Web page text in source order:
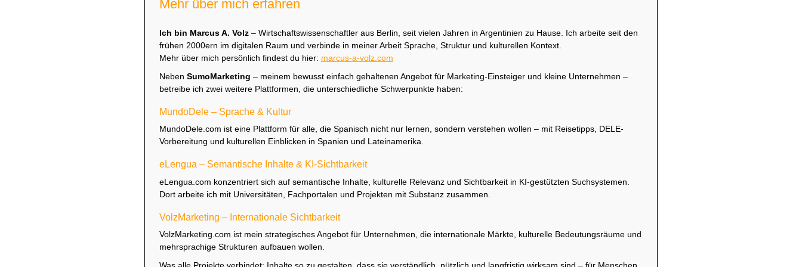
Mehr über mich erfahren
Ich bin Marcus A. Volz – Wirtschaftswissenschaftler aus Berlin, seit vielen Jahren in Argentinien zu Hause. Ich arbeite seit den
frühen 2000ern im digitalen Raum und verbinde in meiner Arbeit Sprache, Struktur und kulturellen Kontext.
Mehr über mich persönlich findest du hier: marcus-a-volz.com
Neben SumoMarketing – meinem bewusst einfach gehaltenen Angebot für Marketing-Einsteiger und kleine Unternehmen –
betreibe ich zwei weitere Plattformen, die unterschiedliche Schwerpunkte haben:
MundoDele – Sprache & Kultur
MundoDele.com ist eine Plattform für alle, die Spanisch nicht nur lernen, sondern verstehen wollen – mit Reisetipps, DELE-
Vorbereitung und kulturellen Einblicken in Spanien und Lateinamerika.
eLengua – Semantische Inhalte & KI-Sichtbarkeit
eLengua.com konzentriert sich auf semantische Inhalte, kulturelle Relevanz und Sichtbarkeit in KI-gestützten Suchsystemen.
Dort arbeite ich mit Universitäten, Fachportalen und Projekten mit Substanz zusammen.
VolzMarketing – Internationale Sichtbarkeit
VolzMarketing.com ist mein strategisches Angebot für Unternehmen, die internationale Märkte, kulturelle Bedeutungsräume und
mehrsprachige Strukturen aufbauen wollen.